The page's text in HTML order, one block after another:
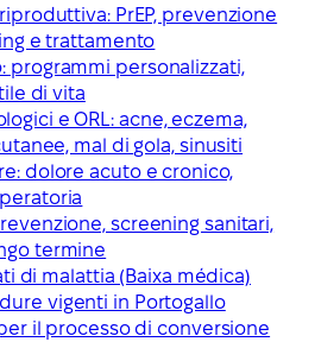
PrEP, prevenzione
e trattamento
programmi personalizzati,
di vita
e ORL: acne, eczema,
mal di gola, sinusiti
dolore acuto e cronico,
screening sanitari,
termine
di malattia (Baixa médica)
vigenti in Portogallo
il processo di conversione